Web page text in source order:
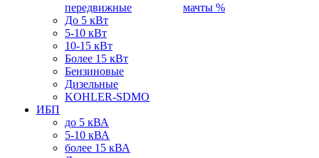
передвижные
До 5 кВт
5-10 кВт
10-15 кВт
Более 15 кВт
Бензиновые
Дизельные
KOHLER-SDMO
ИБП
до 5 кВА
5-10 кВА
более 15 кВА
мачты %